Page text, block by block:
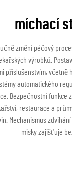
míchací
změní péčový
výrobků.
příslušenstvím,
automatického
Bezpečnostní
restaurace a
Mechanismus
misky zajišťuje